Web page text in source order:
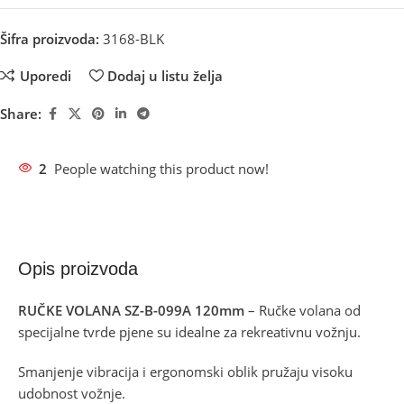
Šifra proizvoda: 3168-BLK
Uporedi Dodaj u listu želja
Share:
2 People watching this product now!
Opis proizvoda
RUČKE VOLANA SZ-B-099A 120mm – Ručke volana od
specijalne tvrde pjene su idealne za rekreativnu vožnju.
Smanjenje vibracija i ergonomski oblik pružaju visoku
udobnost vožnje.